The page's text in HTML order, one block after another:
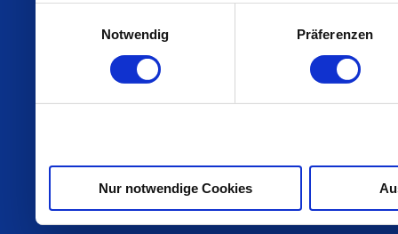
Partner führen diese
weiteren Daten
Notwendig
Präferenzen
Nur notwendige Cookies